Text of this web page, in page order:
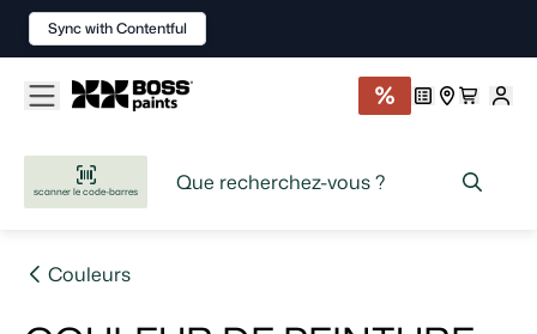
scanner le code-barres
Couleurs
Sync with Contentful